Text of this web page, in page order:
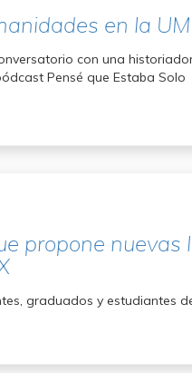
en la UM
con una
Pensé que Estaba Solo
propone nuevas
graduados y estudiantes